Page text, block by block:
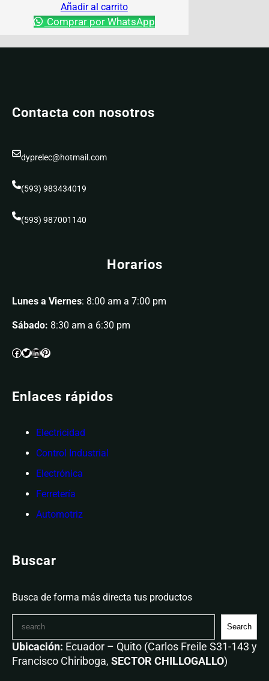
Añadir al carrito
Comprar por WhatsApp
Contacta con nosotros
dyprelec@hotmail.com
(593) 983434019
(593) 987001140
Horarios
Lunes a Viernes: 8:00 am a 7:00 pm
Sábado: 8:30 am a 6:30 pm
Enlaces rápidos
Electricidad
Control Industrial
Electrónica
Ferretería
Automotriz
Buscar
Busca de forma más directa tus productos
Search
Ubicación: Ecuador – Quito (Carlos Freile S31-143 y
Francisco Chiriboga, SECTOR CHILLOGALLO)